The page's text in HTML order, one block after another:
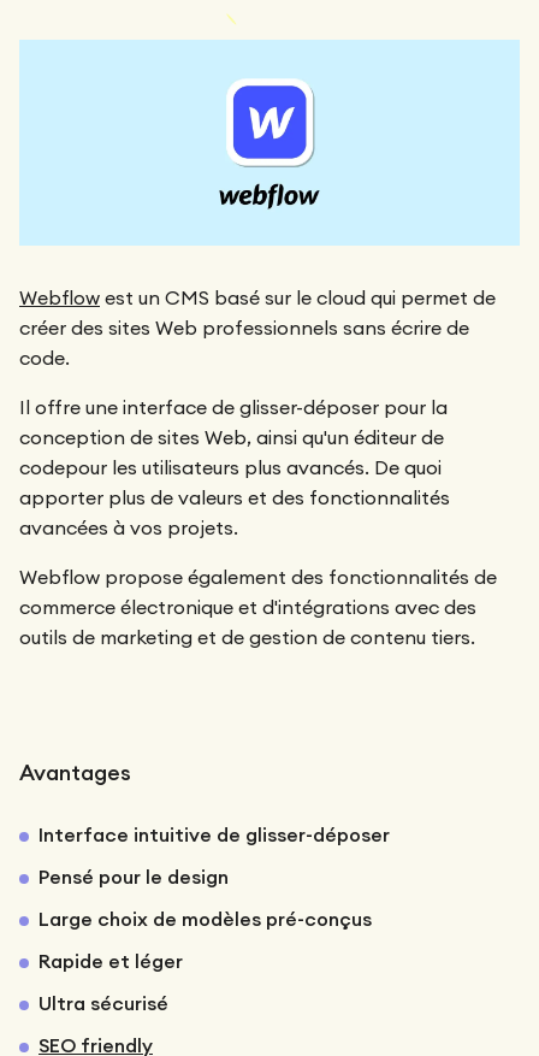
Webflow est un CMS basé sur le cloud qui permet de
créer des sites Web professionnels sans écrire de
code.
Il offre une interface de glisser-déposer pour la
conception de sites Web, ainsi qu'un éditeur de
codepour les utilisateurs plus avancés. De quoi
apporter plus de valeurs et des fonctionnalités
avancées à vos projets.
Webflow propose également des fonctionnalités de
commerce électronique et d'intégrations avec des
outils de marketing et de gestion de contenu tiers.
Avantages
Interface intuitive de glisser-déposer
Pensé pour le design
Large choix de modèles pré-conçus
Rapide et léger
Ultra sécurisé
SEO friendly